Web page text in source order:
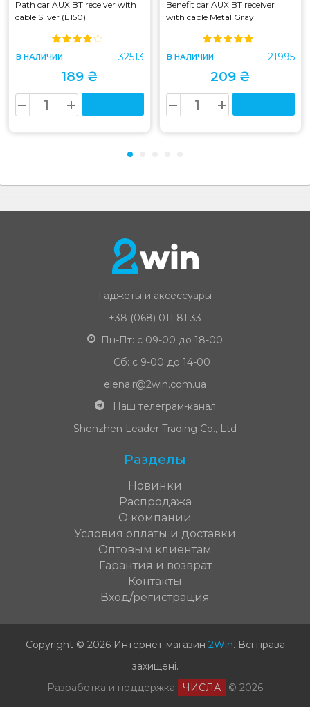
Path car AUX BT receiver with
cable Silver (E150)
В НАЛИЧИИ 32513
189 ₴
Benefit car AUX BT receiver
with cable Metal Gray
В НАЛИЧИИ 21995
209 ₴
Гаджеты и аксессуары
+38 (068) 011 81 33
Пн-Пт: с 09-00 до 18-00
Сб: с 9-00 до 14-00
elena.r@2win.com.ua
Наш телеграм-канал
Shenzhen Leader Trading Co., Ltd
Разделы
Новинки
Распродажа
О компании
Условия оплаты и доставки
Оптовым клиентам
Гарантия и возврат
Контакты
Вход/регистрация
Copyright © 2026 Интернет-магазин 2Win. Всі права
захищені.
Разработка и поддержка
ЧИСЛА © 2026